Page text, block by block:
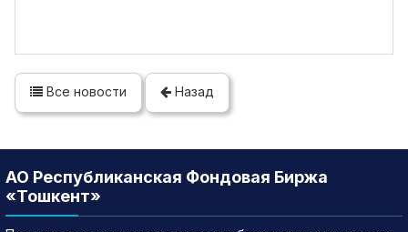
Все новости Назад
АО Республиканская Фондовая Биржа
«Тошкент»